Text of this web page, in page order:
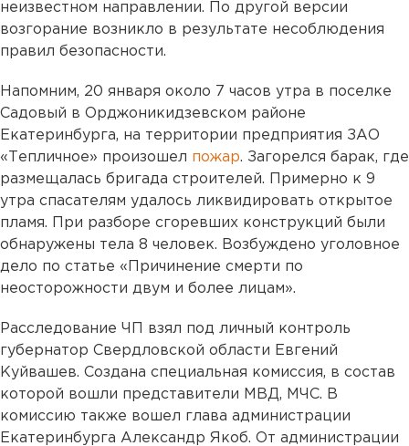
неизвестном направлении. По другой версии
возгорание возникло в результате несоблюдения
правил безопасности.
Напомним, 20 января около 7 часов утра в поселке
Садовый в Орджоникидзевском районе
Екатеринбурга, на территории предприятия ЗАО
«Тепличное» произошел пожар. Загорелся барак, где
размещалась бригада строителей. Примерно к 9
утра спасателям удалось ликвидировать открытое
пламя. При разборе сгоревших конструкций были
обнаружены тела 8 человек. Возбуждено уголовное
дело по статье «Причинение смерти по
неосторожности двум и более лицам».
Расследование ЧП взял под личный контроль
губернатор Свердловской области Евгений
Куйвашев. Создана специальная комиссия, в состав
которой вошли представители МВД, МЧС. В
комиссию также вошел глава администрации
Екатеринбурга Александр Якоб. От администрации